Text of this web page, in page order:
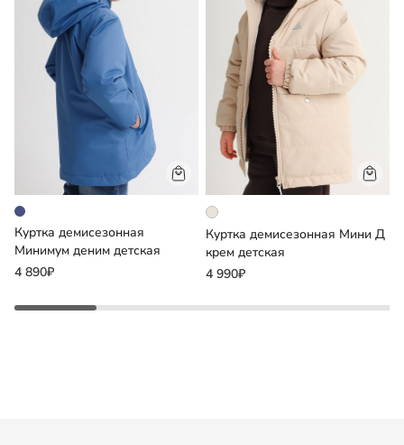
Куртка демисезонная
Минимум деним детская
4 890₽
Куртка демисезонная Мини Д
крем детская
4 990₽